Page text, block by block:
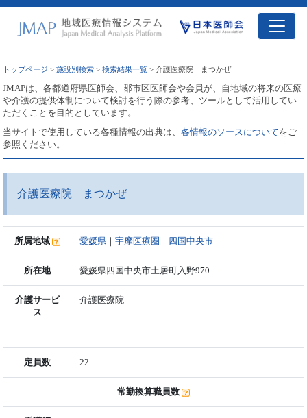
トップページ >施設別検索 >検索結果一覧 > 介護医療院 まつかぜ
JMAPは、各都道府県医師会、郡市区医師会や会員が、自地域の将来の医療
や介護の提供体制について検討を行う際の参考、ツールとして活用してい
ただくことを目的としています。
当サイトで使用している各種情報の出典は、各情報のソースについてをご
参照ください。
介護医療院 まつかぜ
所属地域 愛媛県 ｜宇摩医療圏 ｜ 四国中央市
所在地 愛媛県四国中央市土居町入野970
介護サービ
ス
介護医療院
定員数 22
常勤換算職員数